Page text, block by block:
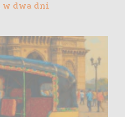
w dwa dni